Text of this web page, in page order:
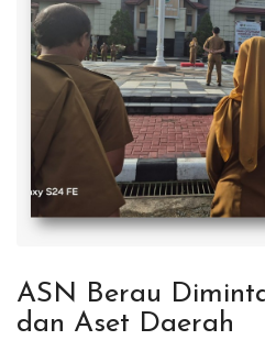
ASN Berau
dan Aset Daerah